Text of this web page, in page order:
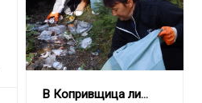
В Копривщица ликвидираха незаконни сметища